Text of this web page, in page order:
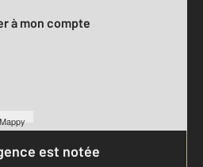
Mappy
à mon compte
est notée